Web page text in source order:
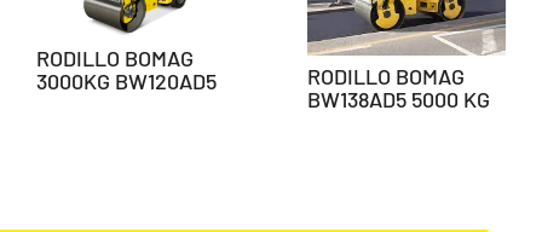
RODILLO BOMAG
3000KG BW120AD5
RODILLO BOMAG
BW138AD5 5000 KG